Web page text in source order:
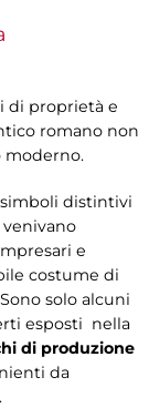
di proprietà e
romano non
moderno.
distintivi
e
costume di
solo alcuni
esposti nella
di produzione
da